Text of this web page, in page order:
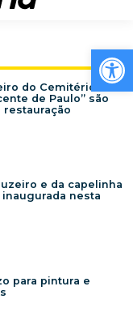
do Cemitério
de Paulo” são
restauração
e da capelinha
nesta
para pintura e